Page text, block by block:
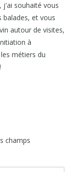
j'ai souhaité vous
balades, et vous
autour de visites,
à
métiers du
champs